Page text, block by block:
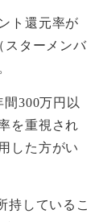
ト還元率が
スターメンバ
300万円以
を重視され
した方がい
持しているこ